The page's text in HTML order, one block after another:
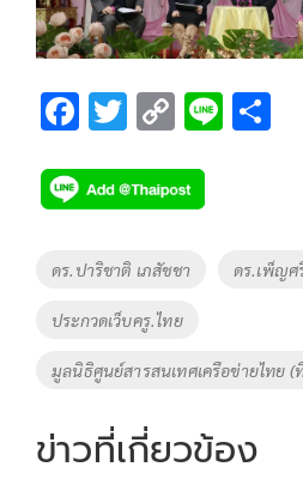
F
e
b
o
k
T
tt
er
C
p
y
Li
k
Li
Tags
ดร.ปาริชาติ เภสัชชา ดร.เพ็ญ
ประกวดเว็บครู.ไทย
มูลนิธิศูนย์สารสนเทศเครือข่ายไทย (
ข่าวที่เกี่ยวข้อง